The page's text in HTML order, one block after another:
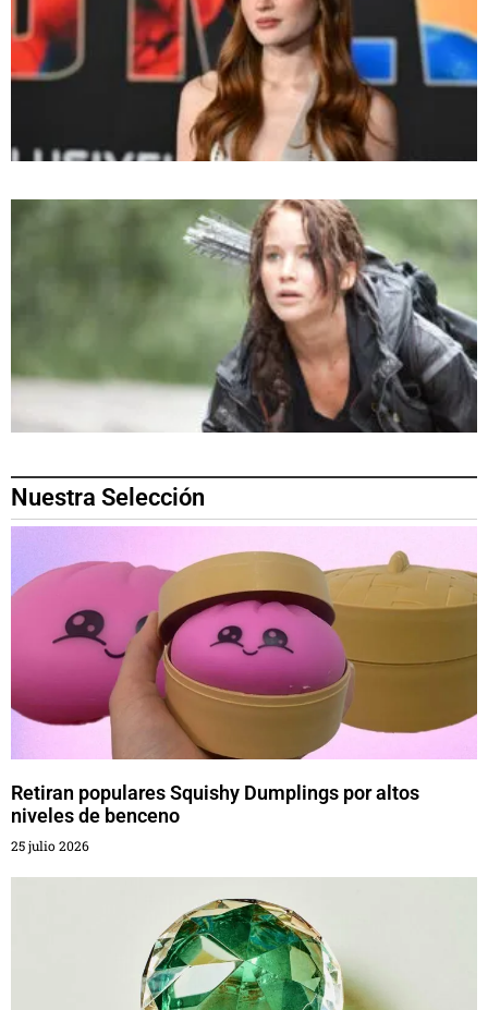
Nuestra Selección
Retiran populares Squishy Dumplings por altos
niveles de benceno
25 julio 2026